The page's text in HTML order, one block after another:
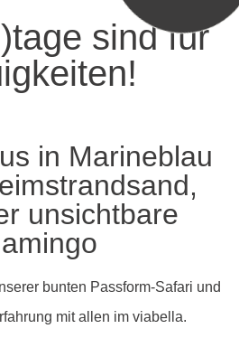
sind für
in Marineblau
unsichtbare
bunten Passform-Safari und
mit allen im viabella.